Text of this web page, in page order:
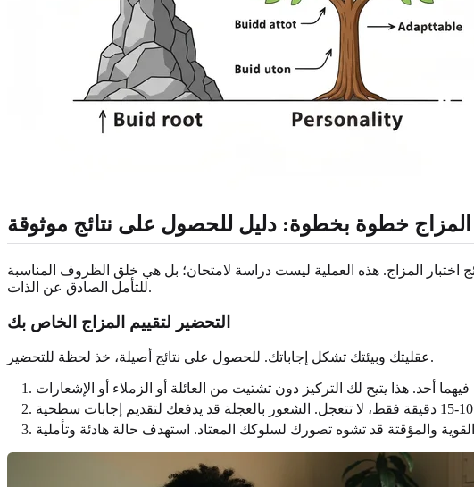
المزاج خطوة بخطوة: دليل للحصول على نتائج موثوقة
المزاج. هذه العملية ليست دراسة لامتحان؛ بل هي خلق الظروف المناسبة
للتأمل الصادق عن الذات.
التحضير لتقييم المزاج الخاص بك
عقليتك وبيئتك تشكل إجاباتك. للحصول على نتائج أصيلة، خذ لحظة للتحضير.